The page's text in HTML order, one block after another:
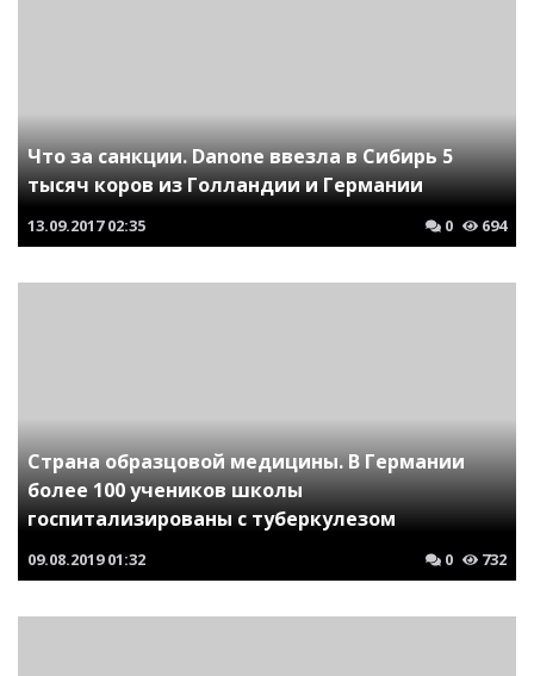
Что за санкции. Danone ввезла в Сибирь 5
тысяч коров из Голландии и Германии
13.09.2017 02:35 0 694
Страна образцовой медицины. В Германии
более 100 учеников школы
госпитализированы с туберкулезом
09.08.2019 01:32 0 732